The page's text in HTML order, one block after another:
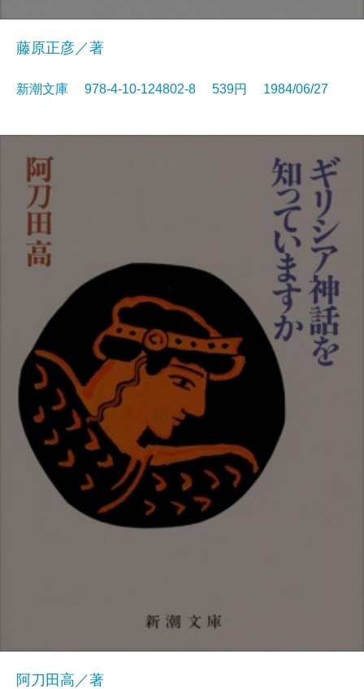
藤原正彦／著
新潮文庫 978-4-10-124802-8 539円 1984/06/27
阿刀田高／著